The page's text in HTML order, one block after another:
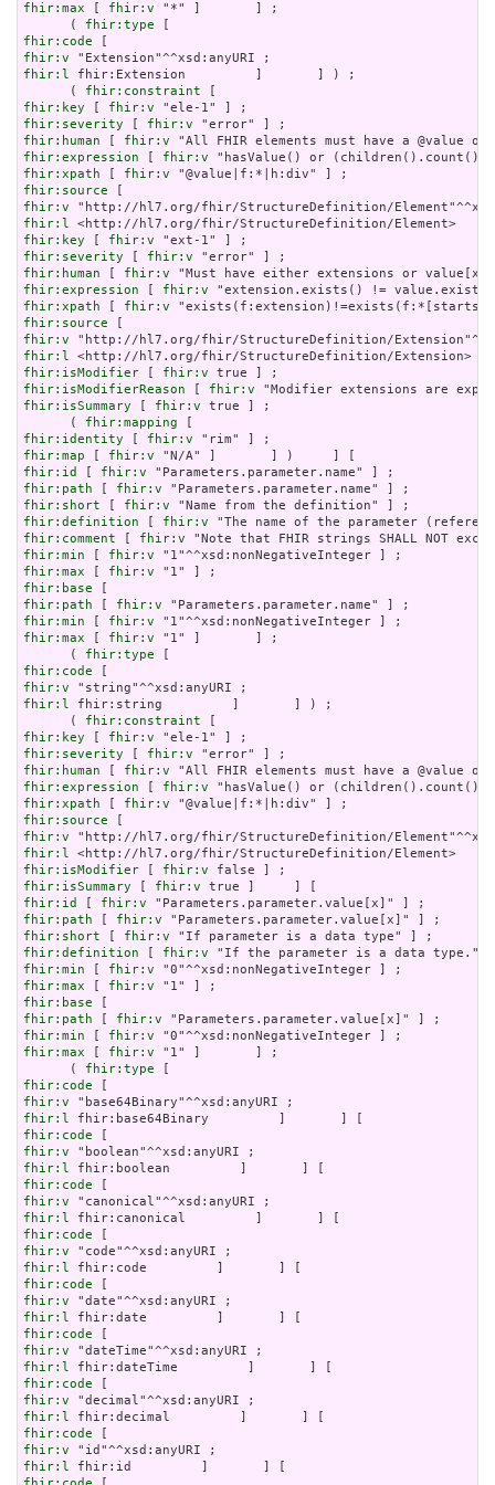
fhir:max [ fhir:v "*" ]       ] ;
      (
fhir:type
fhir:code
fhir:v
fhir:l fhir:Extension         ]       ] ) ;
      (
fhir:constraint
fhir:key [ fhir:v
fhir:severity [ fhir:v
fhir:human [ fhir:v
fhir:expression [ fhir:v
fhir:xpath [ fhir:v
fhir:source
fhir:v
fhir:l
fhir:key [ fhir:v
fhir:severity [ fhir:v
fhir:human [ fhir:v
fhir:expression [ fhir:v
fhir:xpath [ fhir:v
fhir:source
fhir:v
fhir:l
fhir:isModifier [ fhir:v
fhir:isModifierReason [ fhir:v
fhir:isSummary [ fhir:v true ] ;
      (
fhir:mapping
fhir:identity [ fhir:v
fhir:map [ fhir:v
fhir:id
[ fhir:v
fhir:path [ fhir:v
fhir:short [ fhir:v
fhir:definition [ fhir:v
fhir:comment [ fhir:v
fhir:min [ fhir:v
fhir:max [ fhir:v
fhir:base
fhir:path [ fhir:v
fhir:min [ fhir:v
fhir:max [ fhir:v "1" ]       ] ;
      (
fhir:type
fhir:code
fhir:v
fhir:l fhir:string         ]       ] ) ;
      (
fhir:constraint
fhir:key [ fhir:v
fhir:severity [ fhir:v
fhir:human [ fhir:v
fhir:expression [ fhir:v
fhir:xpath [ fhir:v
fhir:source
fhir:v
fhir:l
fhir:isModifier [ fhir:v
fhir:isSummary [ fhir:v
fhir:id
[ fhir:v
fhir:path [ fhir:v
fhir:short [ fhir:v
fhir:definition [ fhir:v
fhir:min [ fhir:v
fhir:max [ fhir:v
fhir:base
fhir:path [ fhir:v
fhir:min [ fhir:v
fhir:max [ fhir:v "1" ]       ] ;
      (
fhir:type
fhir:code
fhir:v
fhir:l
fhir:code
fhir:v
fhir:l
fhir:code
fhir:v
fhir:l
fhir:code
fhir:v
fhir:l
fhir:code
fhir:v
fhir:l
fhir:code
fhir:v
fhir:l
fhir:code
fhir:v
fhir:l
fhir:code
fhir:v
fhir:l